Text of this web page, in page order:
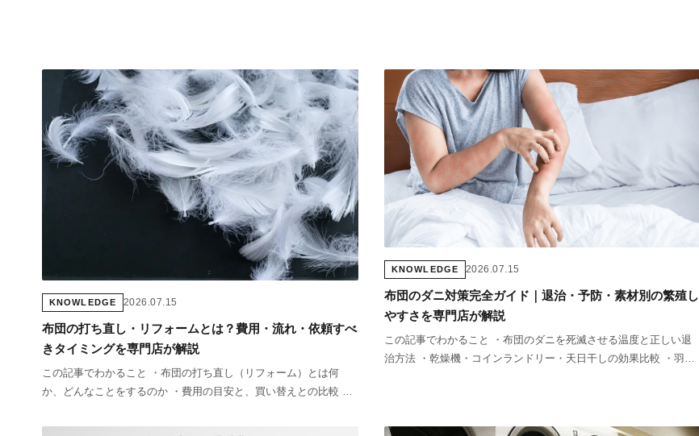
KNOWLEDGE 2026.07.15
布団の打ち直し・リフォームとは？費用・流れ・依頼すべ
きタイミングを専門店が解説
この記事でわかること ・布団の打ち直し（リフォーム）とは何
か、どんなことをするのか ・費用の目安と、買い替えとの比較 ・
団店のClean Cycle Refor
KNOWLEDGE 2026.07.15
布団のダニ対策完全ガイド｜退治・予防・素材別の繁殖し
やすさを専門店が解説
この記事でわかること ・布団のダニを死滅させる温度と正しい退
治方法 ・乾燥機・コインランドリー・天日干しの効果比較 ・羽毛